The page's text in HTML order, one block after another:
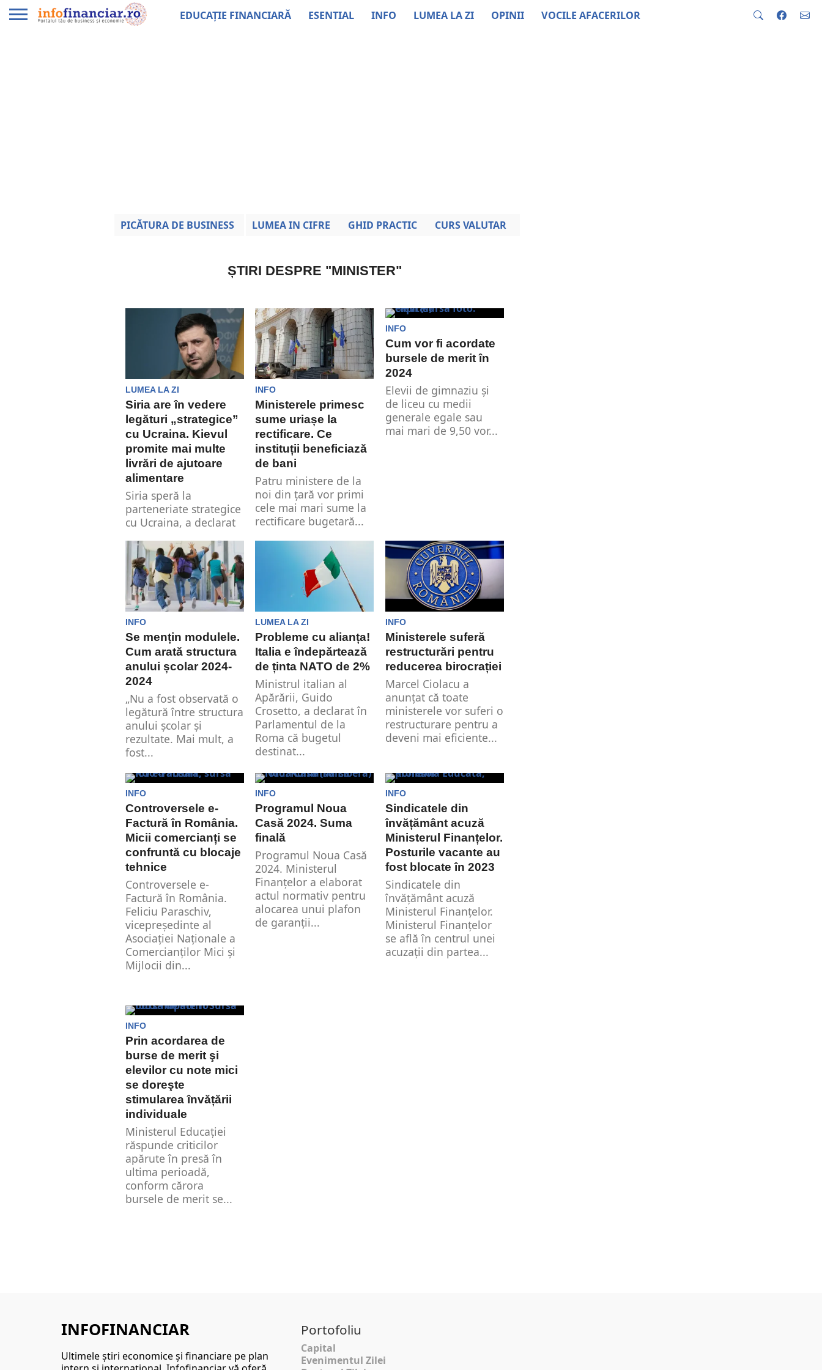
EDUCAȚIE FINANCIARĂ ESENTIAL INFO LUMEA LA ZI OPINII VOCILE AFACERILOR
PICĂTURA DE BUSINESS LUMEA IN CIFRE GHID PRACTIC CURS VALUTAR
ȘTIRI DESPRE "MINISTER"
LUMEA LA ZI
Siria are în vedere
legături „strategice”
cu Ucraina. Kievul
promite mai multe
livrări de ajutoare
alimentare
Siria speră la
parteneriate strategice
cu Ucraina, a declarat
de Externe
omologului...
INFO
Ministerele primesc
sume uriașe la
rectificare. Ce
instituții beneficiază
de bani
Patru ministere de la
noi din țară vor primi
cele mai mari sume la
rectificare bugetară...
INFO
Cum vor fi acordate
bursele de merit în
2024
Elevii de gimnaziu și
de liceu cu medii
generale egale sau
mai mari de 9,50 vor...
INFO
Se mențin modulele.
Cum arată structura
anului școlar 2024-
2024
„Nu a fost observată o
legătură între structura
anului şcolar şi
rezultate. Mai mult, a
fost...
LUMEA LA ZI
Probleme cu alianța!
Italia e îndepărtează
de ținta NATO de 2%
Ministrul italian al
Apărării, Guido
Crosetto, a declarat în
Parlamentul de la
Roma că bugetul
destinat...
INFO
Ministerele suferă
restructurări pentru
reducerea birocrației
Marcel Ciolacu a
anunțat că toate
ministerele vor suferi o
restructurare pentru a
deveni mai eficiente...
INFO
Controversele e-
Factură în România.
Micii comercianți se
confruntă cu blocaje
tehnice
Controversele e-
Factură în România.
Feliciu Paraschiv,
vicepreședinte al
Asociației Naționale a
Comercianților Mici și
Mijlocii din...
INFO
Programul Noua
Casă 2024. Suma
finală
Programul Noua Casă
2024. Ministerul
Finanțelor a elaborat
actul normativ pentru
alocarea unui plafon
de garanții...
INFO
Sindicatele din
învățământ acuză
Ministerul Finanțelor.
Posturile vacante au
fost blocate în 2023
Sindicatele din
învățământ acuză
Ministerul Finanțelor.
Ministerul Finanțelor
se află în centrul unei
acuzații din partea...
INFO
Prin acordarea de
burse de merit şi
elevilor cu note mici
se doreşte
stimularea învățării
individuale
Ministerul Educației
răspunde criticilor
apărute în presă în
ultima perioadă,
conform cărora
bursele de merit se...
INFOFINANCIAR
Ultimele ştiri economice şi financiare pe plan
Portofoliu
Capital
Evenimentul Zilei